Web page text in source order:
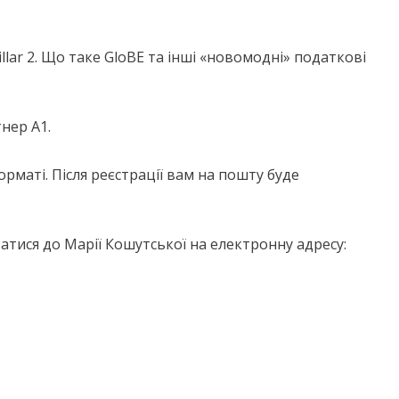
2. Що таке GloBE та інші «новомодні» податкові
А1.
Після реєстрації вам на пошту буде
до Марії Кошутської на електронну адресу: